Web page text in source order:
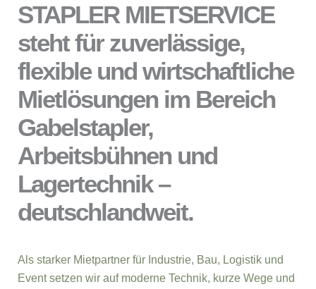
STAPLER MIETSERVICE
steht für zuverlässige,
flexible und wirtschaftliche
Mietlösungen im Bereich
Gabelstapler,
Arbeitsbühnen und
Lagertechnik –
deutschlandweit.
Als starker Mietpartner für Industrie, Bau, Logistik und
Event setzen wir auf moderne Technik, kurze Wege und